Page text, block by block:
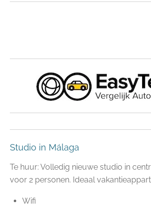
Studio in Málaga
Te huur: Volledig nieuwe studio in
voor 2 personen. Ideaal
Wifi